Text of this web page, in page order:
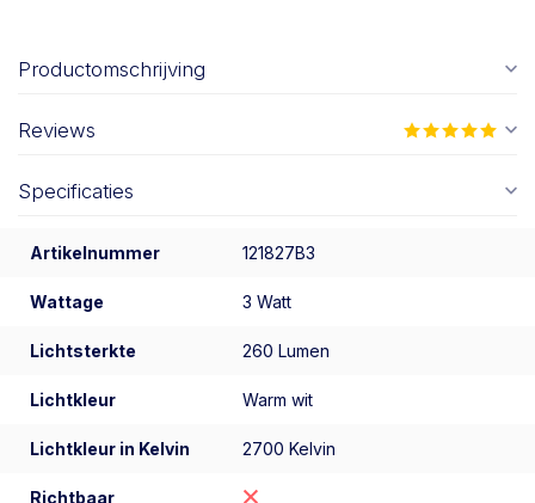
Productomschrijving
Reviews
Specificaties
Artikelnummer 121827B3
Wattage 3 Watt
Lichtsterkte 260 Lumen
Lichtkleur Warm wit
Lichtkleur in Kelvin 2700 Kelvin
Richtbaar